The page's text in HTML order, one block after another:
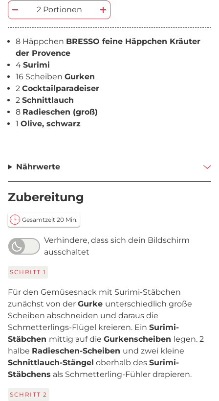
2 Portionen
8 Häppchen BRESSO feine Häppchen Kräuter
der Provence
4 Surimi
16 Scheiben Gurken
2 Cocktailparadeiser
2 Schnittlauch
8 Radieschen (groß)
1 Olive, schwarz
Nährwerte
Zubereitung
Gesamtzeit 20 Min.
Verhindere, dass sich dein Bildschirm
ausschaltet
SCHRITT 1
Für den Gemüsesnack mit Surimi-Stäbchen
zunächst von der Gurke unterschiedlich große
Scheiben abschneiden und daraus die
Schmetterlings-Flügel kreieren. Ein Surimi-
Stäbchen mittig auf die Gurkenscheiben legen. 2
halbe Radieschen-Scheiben und zwei kleine
Schnittlauch-Stängel oberhalb des Surimi-
Stäbchens als Schmetterling-Fühler drapieren.
SCHRITT 2